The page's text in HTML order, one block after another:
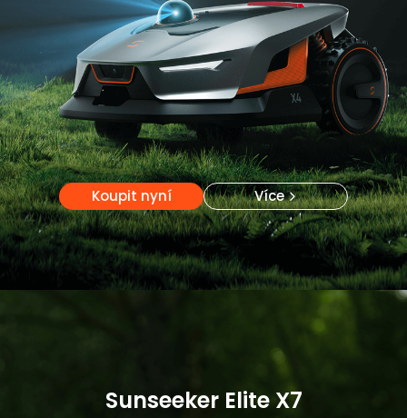
Koupit nyní Více
Koupit nyní Více
Sunseeker Elite X7